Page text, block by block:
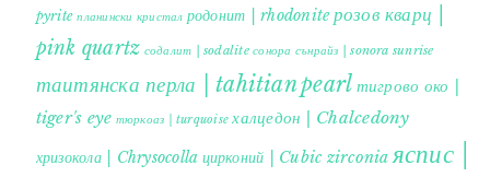
pyrite планински кристал родонит | rhodonite розов кварц |
pink quartz содалит | sodalite сонора сънрайз | sonora sunrise
таитянска перла | tahitian pearl тигрово око |
tiger's eye тюркоаз | turquoise халцедон | Chalcedony
хризокола | Chrysocolla цирконий | Cubic zirconia яспис |